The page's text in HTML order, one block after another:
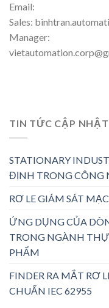
Email:
Sales:
Manager:
TIN TỨC CẬP NHẬT
STATIONARY
ĐỊNH TRONG CÔNG
RƠ LE GIÁM SÁT
ỨNG DỤNG CỦA
TRONG NGÀNH
PHẨM
FINDER RA MẮT RƠ
CHUẨN IEC 62955